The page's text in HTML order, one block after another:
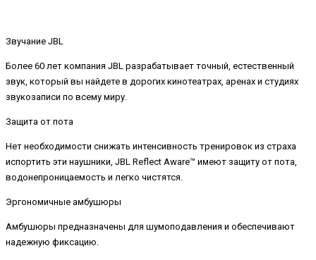
Звучание JBL
Более 60 лет компания JBL разрабатывает точный, естественный
звук, который вы найдете в дорогих кинотеатрах, аренах и студиях
звукозаписи по всему миру.
Защита от пота
Нет необходимости снижать интенсивность тренировок из страха
испортить эти наушники, JBL Reflect Aware™ имеют защиту от пота,
водонепроницаемость и легко чистятся.
Эргономичные амбушюры
Амбушюры предназначены для шумоподавления и обеспечивают
надежную фиксацию.